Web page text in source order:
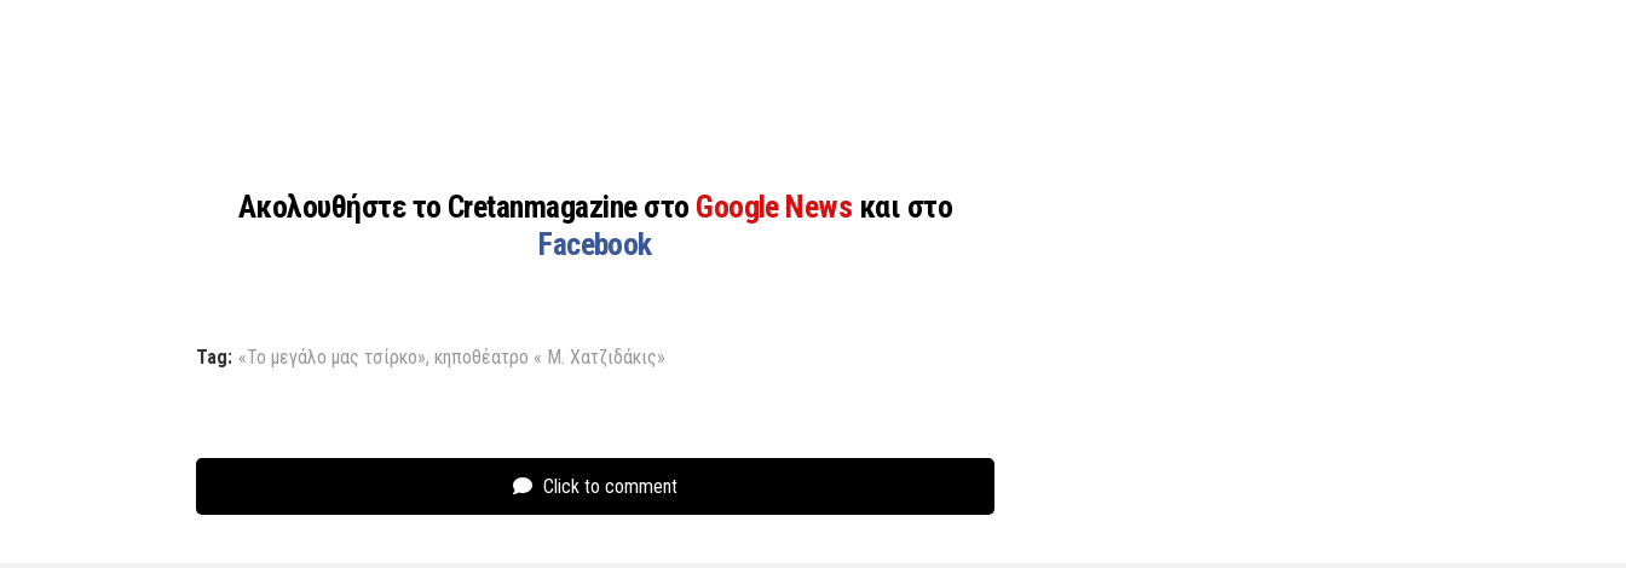
Ακολουθήστε το Cretanmagazine στο Google News και στο
Facebook
Tag: «Το μεγάλο μας τσίρκο», κηποθέατρο « Μ. Χατζιδάκις»
Click to comment